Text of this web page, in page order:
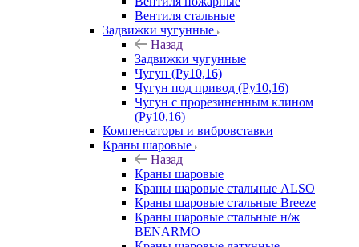
Вентиля стальные
Задвижки чугунные
Назад
Задвижки чугунные
Чугун (Ру10,16)
Чугун под привод (Ру10,16)
Чугун с прорезиненным клином
(Ру10,16)
Компенсаторы и вибровставки
Краны шаровые
Назад
Краны шаровые
Краны шаровые стальные ALSO
Краны шаровые стальные Breeze
Краны шаровые стальные н/ж
BENARMO